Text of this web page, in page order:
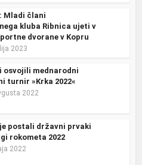
Mladi člani
kluba Ribnica ujeti v
dvorane v Kopru
2023
osvojili mednarodni
turnir »Krka 2022«
2022
postali državni prvaki
rokometa 2022
2022